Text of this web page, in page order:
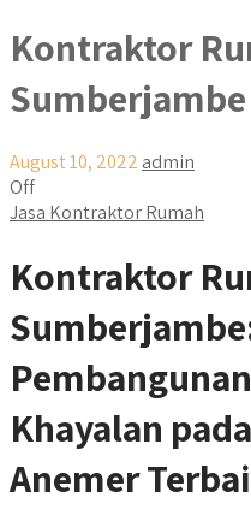
Kontraktor
Sumberjambe
August 10, 2022 admin
Off
Jasa Kontraktor Rumah
Kontraktor
Khayalan
Anemer